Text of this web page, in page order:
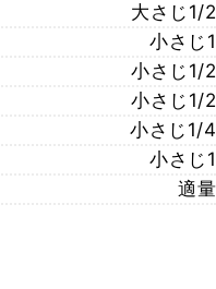
大さじ1/2
小さじ1
小さじ1/2
小さじ1/2
小さじ1/4
小さじ1
適量